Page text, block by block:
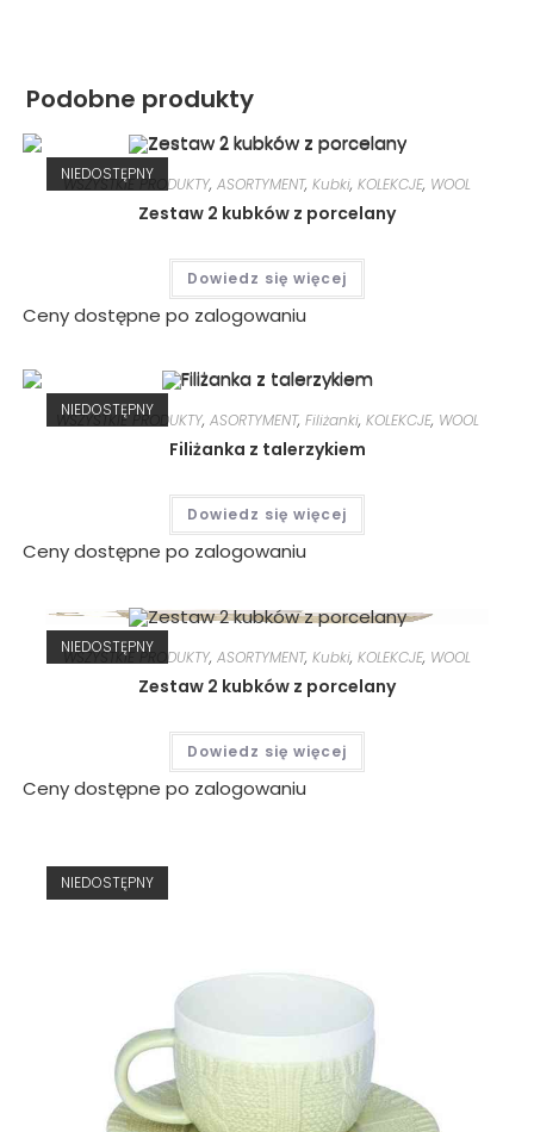
Podobne produkty
NIEDOSTĘPNY
WSZYSTKIE PRODUKTY, ASORTYMENT, Kubki, KOLEKCJE, WOOL
Zestaw 2 kubków z porcelany
Dowiedz się więcej
Ceny dostępne po zalogowaniu
NIEDOSTĘPNY
WSZYSTKIE PRODUKTY, ASORTYMENT, Filiżanki, KOLEKCJE, WOOL
Filiżanka z talerzykiem
Dowiedz się więcej
Ceny dostępne po zalogowaniu
NIEDOSTĘPNY
WSZYSTKIE PRODUKTY, ASORTYMENT, Kubki, KOLEKCJE, WOOL
Zestaw 2 kubków z porcelany
Dowiedz się więcej
Ceny dostępne po zalogowaniu
NIEDOSTĘPNY